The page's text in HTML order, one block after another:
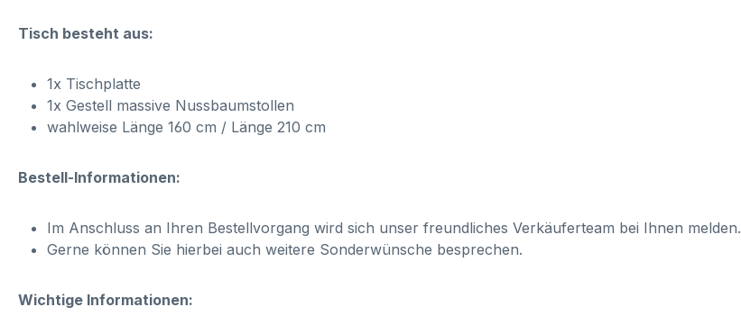
Tisch besteht aus:
1x Tischplatte
1x Gestell massive Nussbaumstollen
wahlweise Länge 160 cm / Länge 210 cm
Bestell-Informationen:
Im Anschluss an Ihren Bestellvorgang wird sich unser freundliches Verkäuferteam bei Ihnen melden.
Gerne können Sie hierbei auch weitere Sonderwünsche besprechen.
Wichtige Informationen: